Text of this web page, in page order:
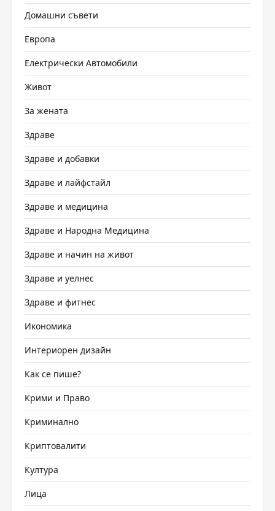
Домашни съвети
Европа
Електрически Автомобили
Живот
За жената
Здраве
Здраве и добавки
Здраве и лайфстайл
Здраве и медицина
Здраве и Народна Медицина
Здраве и начин на живот
Здраве и уелнес
Здраве и фитнес
Икономика
Интериорен дизайн
Как се пише?
Крими и Право
Криминално
Криптовалити
Култура
Лица